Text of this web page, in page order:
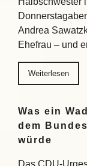
Andrea
Ehefrau – und
Weiterlesen
Was ein
dem
würde
Das CDU-